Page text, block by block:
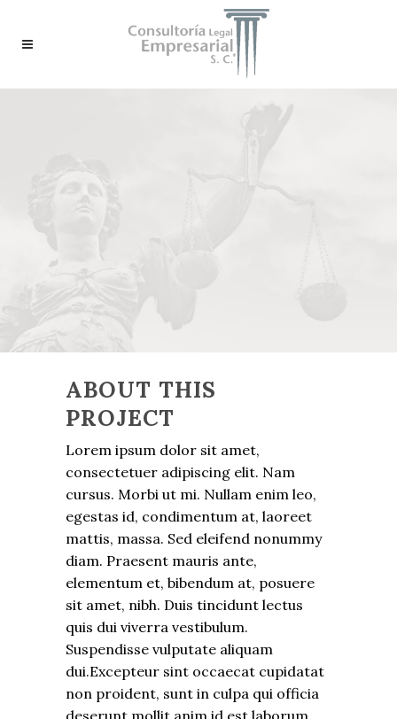
ABOUT THIS
PROJECT
Lorem ipsum dolor sit amet,
consectetuer adipiscing elit. Nam
cursus. Morbi ut mi. Nullam enim leo,
egestas id, condimentum at, laoreet
mattis, massa. Sed eleifend nonummy
diam. Praesent mauris ante,
elementum et, bibendum at, posuere
sit amet, nibh. Duis tincidunt lectus
quis dui viverra vestibulum.
Suspendisse vulputate aliquam
dui.Excepteur sint occaecat cupidatat
non proident, sunt in culpa qui officia